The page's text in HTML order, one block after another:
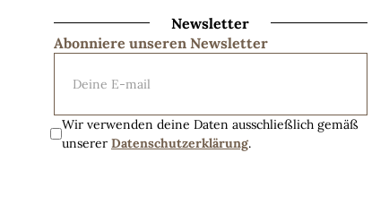
Newsletter
Abonniere unseren Newsletter
Wir verwenden deine Daten ausschließlich gemäß
unserer Datenschutzerklärung.